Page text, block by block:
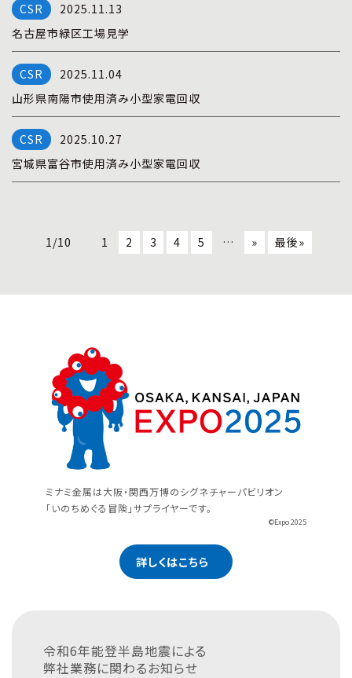
2025.11.13
名古屋市緑区工場見学
2025.11.04
山形県南陽市使用済み小型家電回収
2025.10.27
宮城県富谷市使用済み小型家電回収
1/10 1 2 3 4 5 … » 最後»
ミナミ金属は大阪・関西万博のシグネチャーパビリオン
「いのちめぐる冒険」サプライヤーです。
©Expo 2025
詳しくはこちら
令和6年能登半島地震による
弊社業務に関わるお知らせ